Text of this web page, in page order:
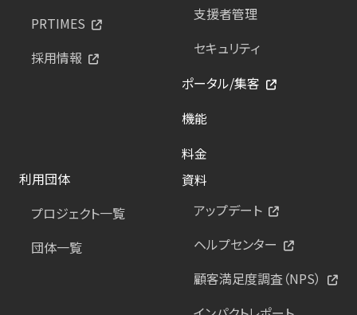
PRTIMES
採用情報
支援者管理
セキュリティ
ポータル/集客
機能
料金
利用団体
プロジェクト一覧
団体一覧
資料
アップデート
ヘルプセンター
顧客満足度調査（NPS）